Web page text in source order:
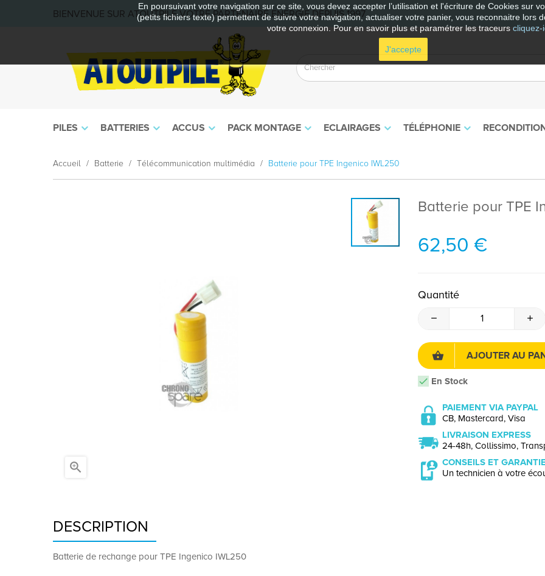
En poursuivant votre navigation sur ce site, vous devez accepter l’utilisation et l'écriture de Cookies sur
(petits fichiers texte) permettent de suivre votre navigation, actualiser votre panier, vous reconnaitre lors
votre connexion. Pour en savoir plus et paramétrer les traceurs cliquez-
J'accepte
BIENVENUE SUR ATOUTPILE VOTRE PARTENAIRE ENERGIE DEPUIS 1997
PILES BATTERIES ACCUS PACK MONTAGE ECLAIRAGES TÉLÉPHONIE
Accueil Batterie Télécommunication multimédia Batterie pour TPE Ingenico IWL250

Batterie pour TPE
62,50 €
Quantité
AJOUTER AU
En Stock
PAIEMENT VIA PAYPAL
CB, Mastercard, Visa
LIVRAISON EXPRESS
24-48h, Collissimo,
CONSEILS ET GARANTIE
Un technicien à votre
DESCRIPTION
Batterie de rechange pour TPE Ingenico IWL250